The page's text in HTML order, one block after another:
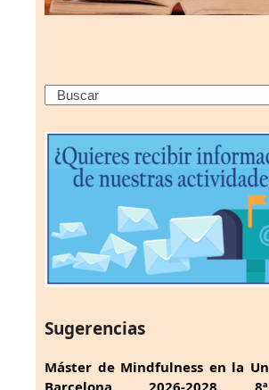
Search
Sugerencias
Máster de Mindfulness en la
Barcelona, 2026-2028.